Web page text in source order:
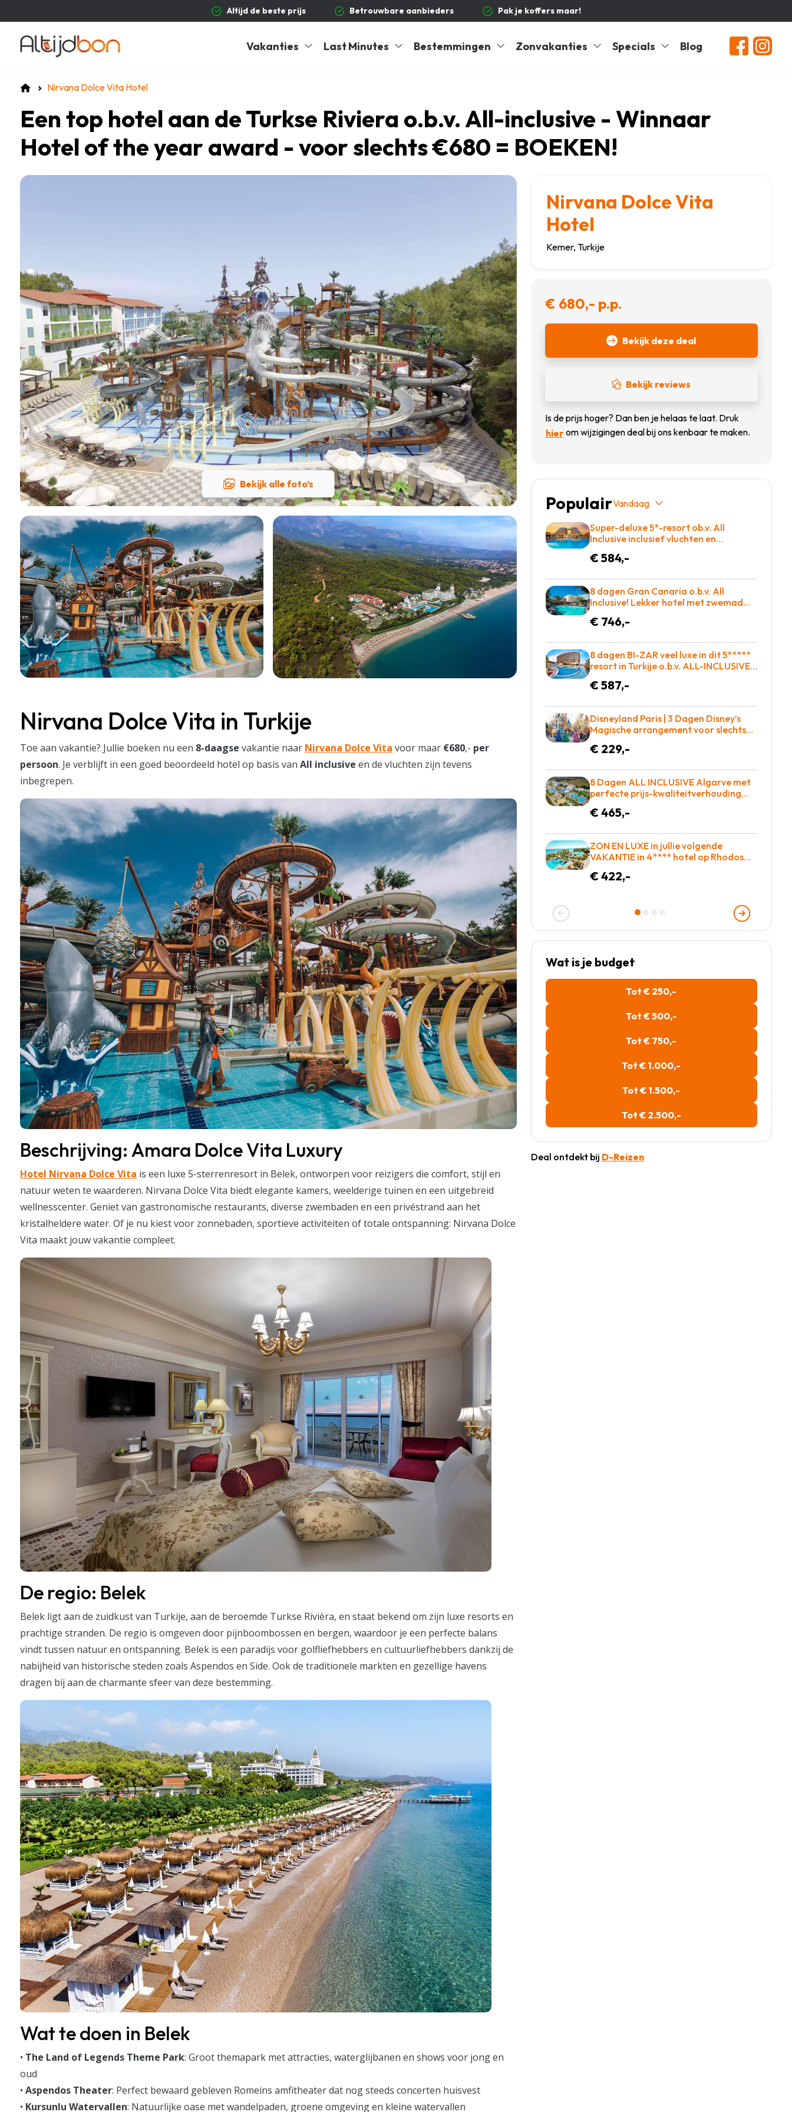
Altijd de beste prijs Betrouwbare aanbieders Pak je koffers maar!
Vakanties Last Minutes Bestemmingen Zonvakanties Specials Blog
Nirvana Dolce Vita Hotel
Een top hotel aan de Turkse Riviera o.b.v. All-inclusive - Winnaar
Hotel of the year award - voor slechts €680 = BOEKEN!
Bekijk alle foto’s
Nirvana Dolce Vita in Turkije
Toe aan vakantie? Jullie boeken nu een 8-daagse vakantie naar Nirvana Dolce Vita voor maar €680,- per
persoon. Je verblijft in een goed beoordeeld hotel op basis van All inclusive en de vluchten zijn tevens
inbegrepen.
Beschrijving: Amara Dolce Vita Luxury
Hotel Nirvana Dolce Vita is een luxe 5-sterrenresort in Belek, ontworpen voor reizigers die comfort, stijl en
natuur weten te waarderen. Nirvana Dolce Vita biedt elegante kamers, weelderige tuinen en een uitgebreid
wellnesscenter. Geniet van gastronomische restaurants, diverse zwembaden en een privéstrand aan het
kristalheldere water. Of je nu kiest voor zonnebaden, sportieve activiteiten of totale ontspanning: Nirvana Dolce
Vita maakt jouw vakantie compleet.
De regio: Belek
Belek ligt aan de zuidkust van Turkije, aan de beroemde Turkse Rivièra, en staat bekend om zijn luxe resorts en
prachtige stranden. De regio is omgeven door pijnboombossen en bergen, waardoor je een perfecte balans
vindt tussen natuur en ontspanning. Belek is een paradijs voor golfliefhebbers en cultuurliefhebbers dankzij de
nabijheid van historische steden zoals Aspendos en Side. Ook de traditionele markten en gezellige havens
dragen bij aan de charmante sfeer van deze bestemming.
Wat te doen in Belek
• The Land of Legends Theme Park: Groot themapark met attracties, waterglijbanen en shows voor jong en
oud
• Aspendos Theater: Perfect bewaard gebleven Romeins amfitheater dat nog steeds concerten huisvest
• Kursunlu Watervallen: Natuurlijke oase met wandelpaden, groene omgeving en kleine watervallen
Nirvana Dolce Vita
Hotel
Kemer, Turkije
€ 680,- p.p.
Bekijk deze deal
Bekijk reviews
Is de prijs hoger? Dan ben je helaas te laat. Druk
hier om wijzigingen deal bij ons kenbaar te maken.
PopulairVandaag
Super-deluxe 5*-resort ob.v. All
Inclusive inclusief vluchten en
€ 584,-
8 dagen Gran Canaria o.b.v. All
Inclusive! Lekker hotel met zwemad
€ 746,-
8 dagen BI-ZAR veel luxe in dit 5*****
resort in Turkije o.b.v. ALL-INCLUSIVE =
€ 587,-
Disneyland Paris | 3 Dagen Disney’s
Magische arrangement voor slechts
€ 229,-
8 Dagen ALL INCLUSIVE Algarve met
perfecte prijs-kwaliteitverhouding
€ 465,-
ZON EN LUXE in jullie volgende
VAKANTIE in 4**** hotel op Rhodos
€ 422,-
Wat is je budget
Tot € 250,-
Tot € 500,-
Tot € 750,-
Tot € 1.000,-
Tot € 1.500,-
Tot € 2.500,-
Deal ontdekt bij D-Reizen